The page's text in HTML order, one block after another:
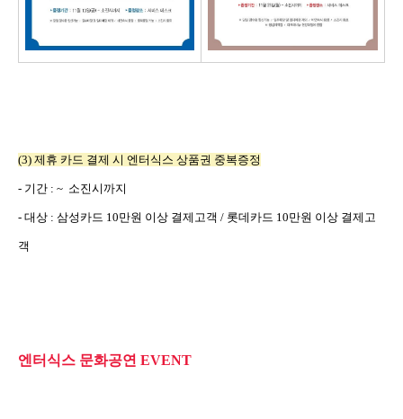
(3) 제휴 카드 결제 시 엔터식스 상품권 중복증정
- 기간 : ~ 소진시까지
- 대상 : 삼성카드 10만원 이상 결제고객 / 롯데카드 10만원 이상 결제고
객
엔터식스 문화공연 EVENT